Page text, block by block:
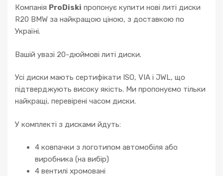
F11
7
F01
кількість
Компанія ProDiski пропонує купити нові литі диски
R20 BMW за найкращою ціною, з доставкою по
Україні.
Вашій увазі 20-дюймові литі диски.
Усі диски мають сертифікати ISO, VIA і JWL, що
підтверджують високу якість. Ми пропонуємо тільки
найкращі, перевірені часом диски.
У комплекті з дисками йдуть:
4 ковпачки з логотипом автомобіля або
виробника (на вибір)
4 вентилі хромовані